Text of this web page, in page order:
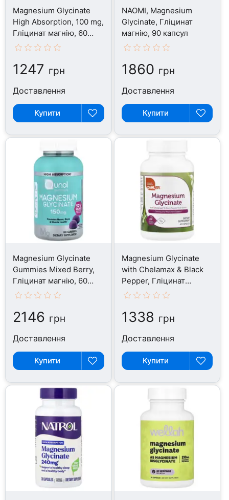
Magnesium Glycinate
High Absorption, 100 mg,
Гліцинат магнію, 60
капсул
1247 грн
Доставлення
Купити
NAOMI, Magnesium
Glycinate, Гліцинат
магнію, 90 капсул
1860 грн
Доставлення
Купити
Magnesium Glycinate
Gummies Mixed Berry,
Гліцинат магнію, 60
таблеток
2146 грн
Доставлення
Купити
Magnesium Glycinate
with Chelamax & Black
Pepper, Гліцинат
магнію, 60 капсул
1338 грн
Доставлення
Купити